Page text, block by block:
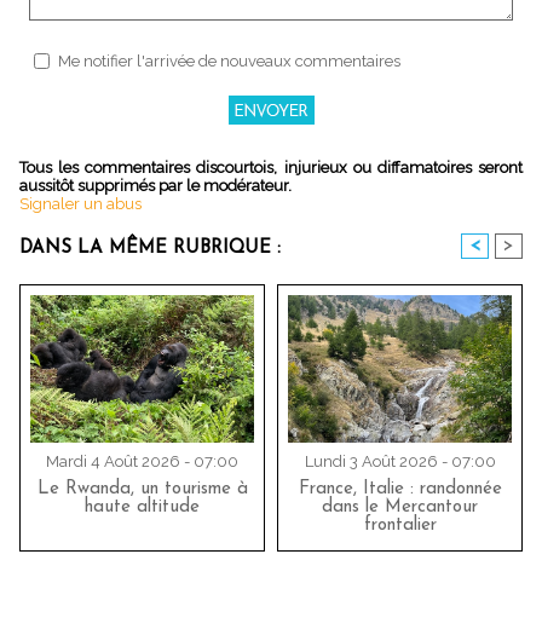
Me notifier l'arrivée de nouveaux commentaires
Tous les commentaires discourtois, injurieux ou diffamatoires seront
aussitôt supprimés par le modérateur.
Signaler un abus
DANS LA MÊME RUBRIQUE : < >
Mardi 4 Août 2026 - 07:00
Le Rwanda, un tourisme à
haute altitude
Lundi 3 Août 2026 - 07:00
France, Italie : randonnée
dans le Mercantour
frontalier